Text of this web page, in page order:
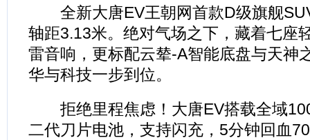
全新大唐EV王朝网首款D级旗舰
轴距3.13米。绝对气场之下，藏着七座
雷音响，更标配云辇-A智能底盘与天神
华与科技一步到位。
拒绝里程焦虑！大唐EV搭载全域
二代刀片电池，支持闪充，5分钟回血